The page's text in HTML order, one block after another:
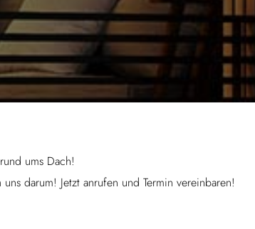
ums Dach!
darum! Jetzt anrufen und Termin vereinbaren!